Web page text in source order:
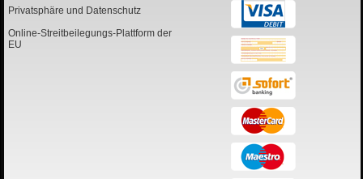
Privatsphäre und Datenschutz
Online-Streitbeilegungs-Plattform der
EU